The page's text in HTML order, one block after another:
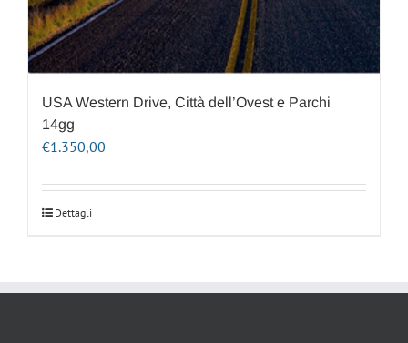
USA Western Drive, Città dell’Ovest e Parchi
14gg
€1.350,00
Dettagli